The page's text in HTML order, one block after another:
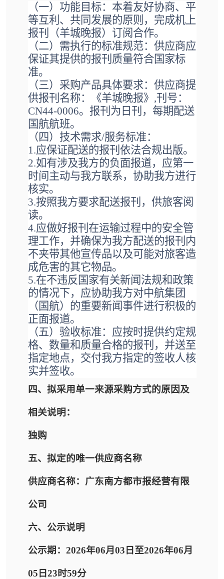
（一） 功能目标：本着友好协商、平
等互利、共同发展的原则，完成机上
报刊（羊城晚报）订阅合作。
（二） 需执行的标准规范：供应商应
保证其提供的报刊质量符合国家标
准。
（三）采购产品具体要求：供应商提
供报刊名称：《羊城晚报》 ,刊号：
CN44-0006。报刊为日刊，每期配送
国航航班。
（ 四 ）技术需求/服务标准：
1.应保证配送的报刊依法合规出版。
2.如有涉及我方的负面报道，
应第一
时间主动与我方联系，协助我方进行
核实。
3.按照我方要求配送报刊，供旅客阅
读。
4.应做好报刊在运输过程中的安全管
理工作， 并确保为我方配送的报刊内
不夹带其他宣传品以及可能对旅客造
成危害的其它物品。
5.在不违反国家有关新闻法规和政策
的情况下，
应协助我方对中航集团
（国航）的重要新闻事件进行积极的
正面报道。
（五） 验收标准：应按时提供约定规
格、数量和质量合格的报刊，并送至
指定地点，交付我方指定的签收人核
实并签收。
四、拟采用单一来源采购方式的原因及
相关说明：
独购
五、拟定的唯一供应商名称
供应商名称：广东南方都市报经营有限
公司
六、公示说明
公示期：2026年06月03日至2026年06月
05日23时59分